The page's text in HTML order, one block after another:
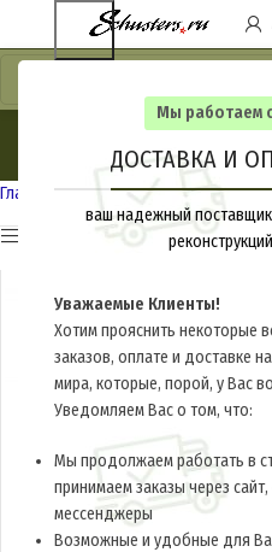
Мы работаем
ДОСТАВКА И
ваш надежный
Уважаемые Клиенты!
Хотим прояснить некоторые
заказов, оплате и доставке
мира, которые, порой, у Вас
Уведомляем Вас о том, что:
Мы продолжаем работать в
принимаем заказы через
мессенджеры
Возможные и удобные для
Россия
Главная Россия 1914-1917
Показать Категории